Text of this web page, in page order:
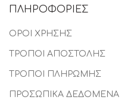
ΠΛΗΡΟΦΟΡΙΕΣ
ΟΡΟΙ ΧΡΗΣΗΣ
ΤΡΟΠΟΙ ΑΠΟΣΤΟΛΗΣ
ΤΡΟΠΟΙ ΠΛΗΡΩΜΗΣ
ΠΡΟΣΩΠΙΚΑ ΔΕΔΟΜΕΝΑ